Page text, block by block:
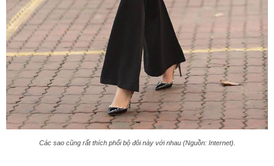
Các sao cũng rất thích phối bộ đôi này với nhau (Nguồn: Internet).